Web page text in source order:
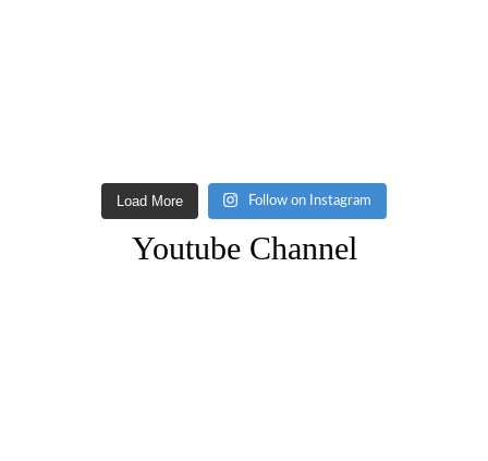
Load More Follow on Instagram
Youtube Channel